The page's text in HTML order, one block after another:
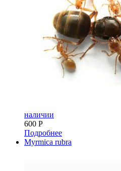
наличии
600 Р
Подробнее
Myrmica rubra